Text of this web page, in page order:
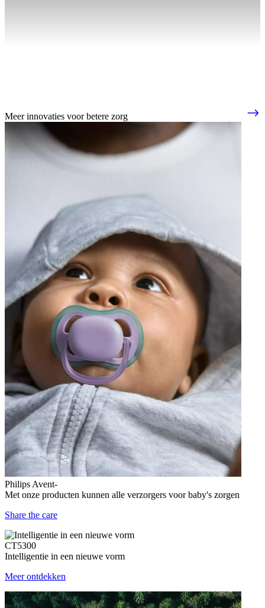
Meer innovaties voor betere zorg
Philips Avent-
Met onze producten kunnen alle verzorgers voor baby's zorgen
Share the care
CT5300
Intelligentie in een nieuwe vorm
Meer ontdekken